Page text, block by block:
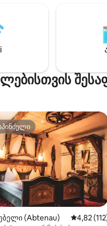
4,9, 396 მიმოხილვა
(Abtenau) საშუალო
4,82